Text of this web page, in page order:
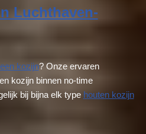
Luchthaven-
kozijn? Onze ervaren
kozijn binnen no-time
bij bijna elk type houten kozijn